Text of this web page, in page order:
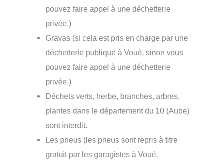
pouvez faire appel à une déchetterie
privée.)
Gravas (si cela est pris en charge par une
déchetterie publique à Voué, sinon vous
pouvez faire appel à une déchetterie
privée.)
Déchets verts, herbe, branches, arbres,
plantes dans le département du 10 (Aube)
sont interdit.
Les pneus (les pneus sont repris à titre
gratuit par les garagistes à Voué.